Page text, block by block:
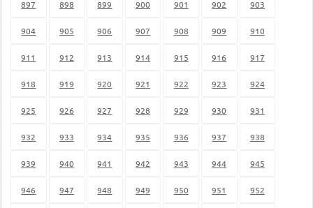
897 898 899 900 901 902 903
904 905 906 907 908 909 910
911 912 913 914 915 916 917
918 919 920 921 922 923 924
925 926 927 928 929 930 931
932 933 934 935 936 937 938
939 940 941 942 943 944 945
946 947 948 949 950 951 952